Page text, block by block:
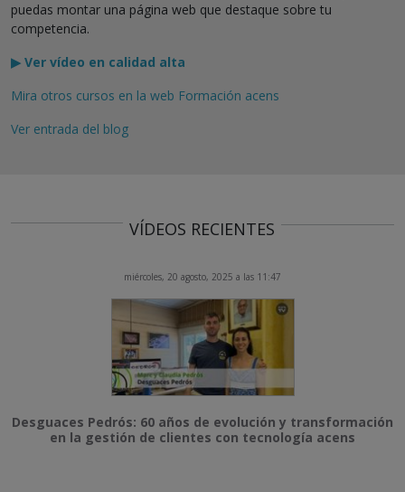
puedas montar una página web que destaque sobre tu
competencia.
▶ Ver vídeo en calidad alta
Mira otros cursos en la web Formación acens
Ver entrada del blog
VÍDEOS RECIENTES
miércoles, 20 agosto, 2025 a las 11:47
Desguaces Pedrós: 60 años de evolución y transformación
en la gestión de clientes con tecnología acens